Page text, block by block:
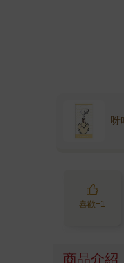
呀
喜歡+1
商品介紹